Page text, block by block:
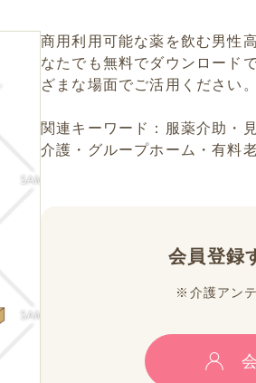
商用利用可能な薬を飲む男性
なたでも無料でダウンロード
ざまな場面でご活用ください。
関連キーワード：服薬介助・
介護・グループホーム・有料
会員登録
※介護アン